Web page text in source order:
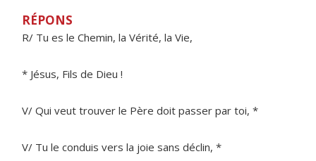
RÉPONS
R/ Tu es le Chemin, la Vérité, la Vie,
* Jésus, Fils de Dieu !
V/ Qui veut trouver le Père doit passer par toi, *
V/ Tu le conduis vers la joie sans déclin, *